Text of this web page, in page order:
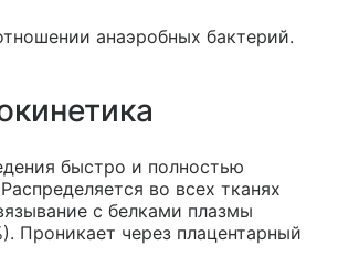
анаэробных бактерий.
быстро и полностью
во всех тканях
с белками плазмы
Проникает через плацентарный